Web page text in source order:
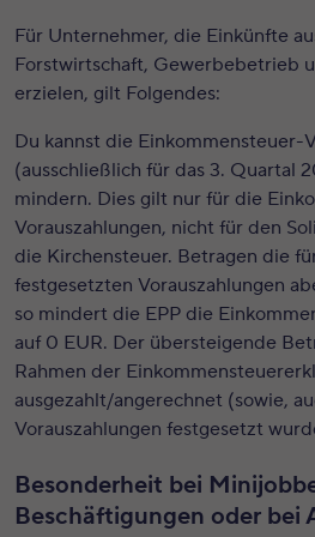
Für Unternehmer, die Einkünfte
Forstwirtschaft, Gewerbebetrieb
erzielen, gilt Folgendes:
Du kannst die Einkommensteuer-
(ausschließlich für das 3. Quartal
mindern. Dies gilt nur für die
Vorauszahlungen, nicht für den
die Kirchensteuer. Betragen die
festgesetzten Vorauszahlungen
so mindert die EPP die
auf 0 EUR. Der übersteigende
Rahmen der
ausgezahlt/angerechnet (sowie,
Vorauszahlungen festgesetzt
Besonderheit bei
Beschäftigungen oder bei